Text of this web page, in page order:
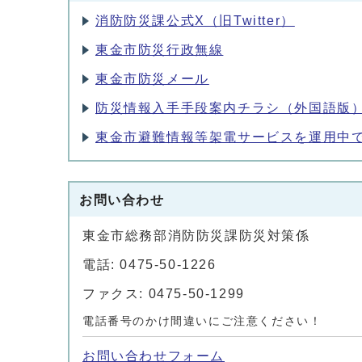
消防防災課公式X（旧Twitter）
東金市防災行政無線
東金市防災メール
防災情報入手手段案内チラシ（外国語版
東金市避難情報等架電サービスを運用中で
お問い合わせ
東金市総務部消防防災課防災対策係
電話: 0475-50-1226
ファクス: 0475-50-1299
電話番号のかけ間違いにご注意ください！
お問い合わせフォーム